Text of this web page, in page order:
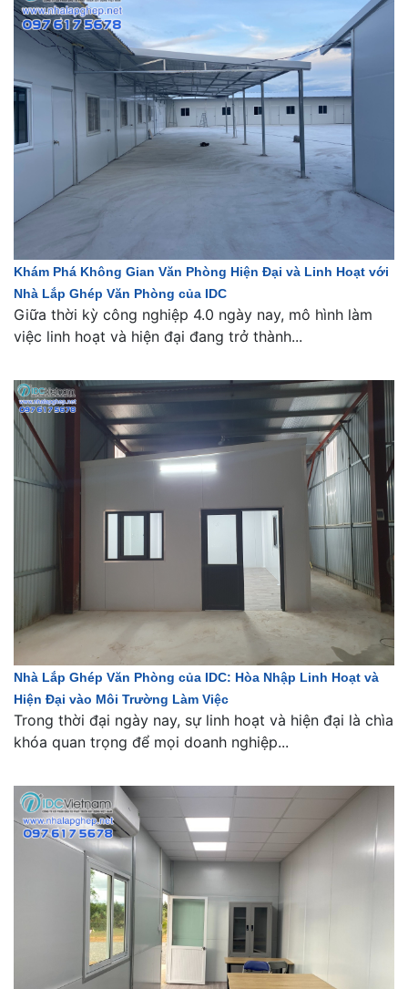
Khám Phá Không Gian Văn Phòng Hiện Đại và Linh Hoạt với
Nhà Lắp Ghép Văn Phòng của IDC
Giữa thời kỳ công nghiệp 4.0 ngày nay, mô hình làm
việc linh hoạt và hiện đại đang trở thành...
Nhà Lắp Ghép Văn Phòng của IDC: Hòa Nhập Linh Hoạt và
Hiện Đại vào Môi Trường Làm Việc
Trong thời đại ngày nay, sự linh hoạt và hiện đại là chìa
khóa quan trọng để mọi doanh nghiệp...